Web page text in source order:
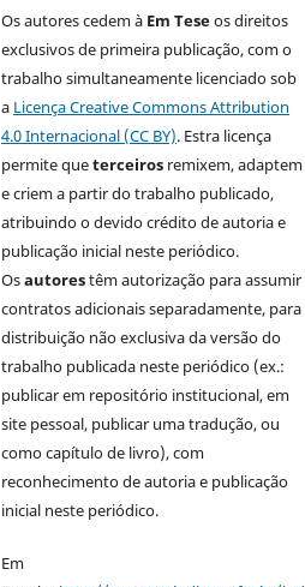
Os autores cedem à Em Teseos direitos
exclusivos de primeira publicação, com o
trabalho simultaneamente licenciado sob
a Licença Creative Commons Attribution
4.0 Internacional (CC BY). Estra licença
permite queterceiros remixem, adaptem
e criem a partir do trabalho publicado,
atribuindo o devido crédito de autoria e
publicação inicial neste periódico.
Osautorestêm autorização para assumir
contratos adicionais separadamente, para
distribuição não exclusiva da versão do
trabalho publicada neste periódico (ex.:
publicar em repositório institucional, em
site pessoal, publicar uma tradução, ou
como capítulo de livro), com
reconhecimento de autoria e publicação
inicial neste periódico.
Em